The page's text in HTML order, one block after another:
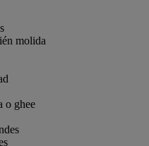
molida
o ghee